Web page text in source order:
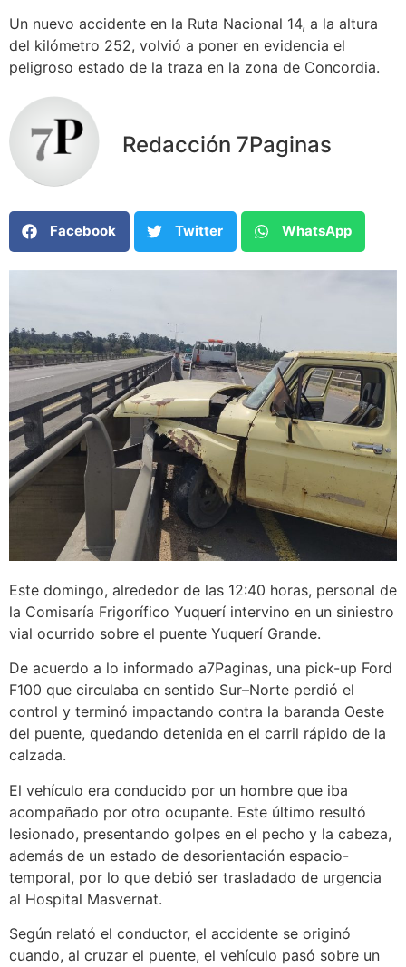
Un nuevo accidente en la Ruta Nacional 14, a la altura
del kilómetro 252, volvió a poner en evidencia el
peligroso estado de la traza en la zona de Concordia.
Redacción 7Paginas
Facebook Twitter WhatsApp
Este domingo, alrededor de las 12:40 horas, personal de
la Comisaría Frigorífico Yuquerí intervino en un siniestro
vial ocurrido sobre el puente Yuquerí Grande.
De acuerdo a lo informado a7Paginas, una pick-up Ford
F100 que circulaba en sentido Sur–Norte perdió el
control y terminó impactando contra la baranda Oeste
del puente, quedando detenida en el carril rápido de la
calzada.
El vehículo era conducido por un hombre que iba
acompañado por otro ocupante. Este último resultó
lesionado, presentando golpes en el pecho y la cabeza,
además de un estado de desorientación espacio-
temporal, por lo que debió ser trasladado de urgencia
al Hospital Masvernat.
Según relató el conductor, el accidente se originó
cuando, al cruzar el puente, el vehículo pasó sobre un